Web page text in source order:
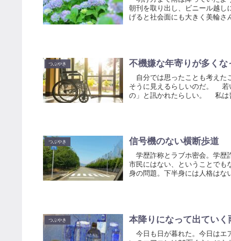
朝刊を取り出し、ビニール越
げると社会面にも大きく美輪さ
つぶやき 不機嫌な年寄りが多くな
自分では思ったことも考えた
そうに見えるらしいのだ。 若
の」と訊かれたらしい。 私は
つぶやき 信号機のない横断歩道
学歴詐称とラブホ密会。学歴
市民にはない、ということでも
身の問題。下半身には人格は
つぶやき 本降りになって出ていく
今日も日が暮れた。今日はエ